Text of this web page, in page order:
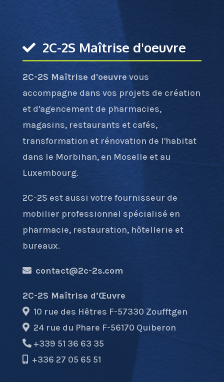
2C-2S Maîtrise d'oeuvre
2C-2S Maîtrise d'oeuvre vous
accompagne dans vos projets de création
et d'agencement de pharmacies,
magasins, restaurants et cafés,
transformation et rénovation de l'habitat
dans le Morbihan, en Moselle et au
Luxembourg.
2C-2S est aussi votre fournisseur de
mobilier professionnel spécialisé en
pharmacie, restauration, hôtellerie et
bureaux.
contact@2c-2s.com
2C-2S Maîtrise d’Œuvre
10 rue des Hêtres F-57330 Zoufftgen
24 rue du Phare F-56170 Quiberon
+339 51 36 63 35
+336 27 05 65 51